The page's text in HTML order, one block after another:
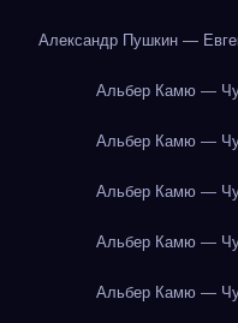
Александр Пушкин —
Альбер Камю —
Альбер Камю —
Альбер Камю —
Альбер Камю —
Альбер Камю —